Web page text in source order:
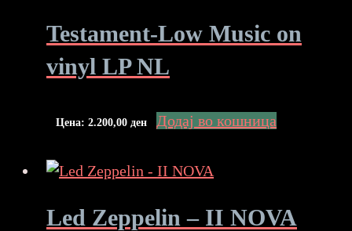
Testament-Low Music on
vinyl LP NL
Цена: 2.200,00 ден Додај во кошница
Led Zeppelin – II NOVA